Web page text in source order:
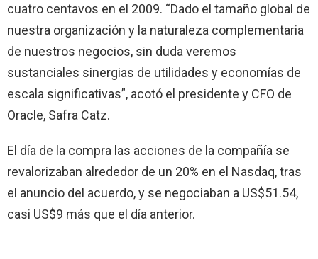
cuatro centavos en el 2009. “Dado el tamaño global de
nuestra organización y la naturaleza complementaria
de nuestros negocios, sin duda veremos
sustanciales sinergias de utilidades y economías de
escala significativas”, acotó el presidente y CFO de
Oracle, Safra Catz.
El día de la compra las acciones de la compañía se
revalorizaban alrededor de un 20% en el Nasdaq, tras
el anuncio del acuerdo, y se negociaban a US$51.54,
casi US$9 más que el día anterior.